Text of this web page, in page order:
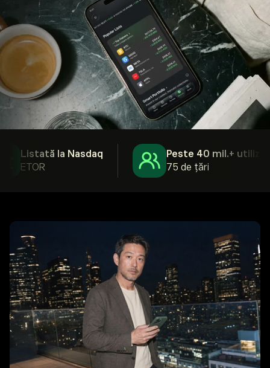
Listată la Nasdaq
ETOR
Peste 40 mil.+ utilizatori
75 de țări